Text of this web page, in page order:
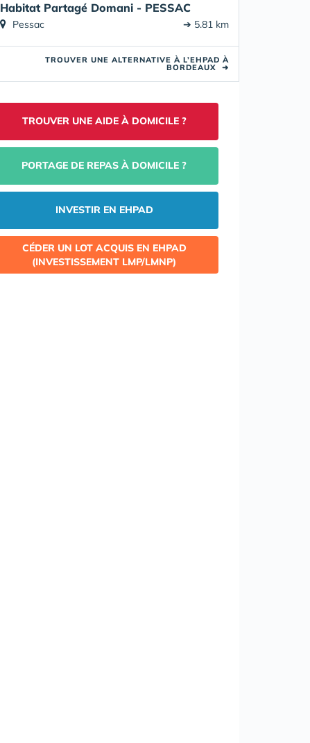
Habitat Partagé Domani - PESSAC
Pessac ➔ 5.81 km
TROUVER UNE ALTERNATIVE À L’EHPAD À
BORDEAUX ➜
TROUVER UNE AIDE À DOMICILE ?
PORTAGE DE REPAS À DOMICILE ?
INVESTIR EN EHPAD
CÉDER UN LOT ACQUIS EN EHPAD
(INVESTISSEMENT LMP/LMNP)